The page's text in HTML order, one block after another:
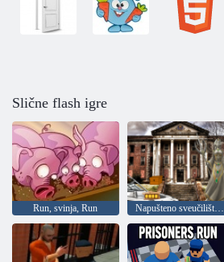
Slične flash igre
Run, svinja, Run Napušteno sveučilište HTML5 bijeg